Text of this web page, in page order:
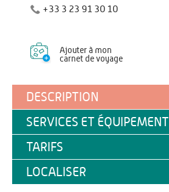
+33 3 23 91 30 10
Ajouter à mon
carnet de voyage
DESCRIPTION
SERVICES ET ÉQUIPEMENT
TARIFS
LOCALISER